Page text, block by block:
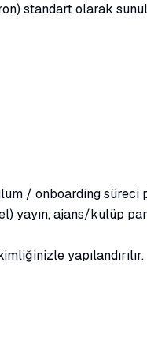
standart olarak
/ onboarding süreci
yayın, ajans/kulüp
yapılandırılır.